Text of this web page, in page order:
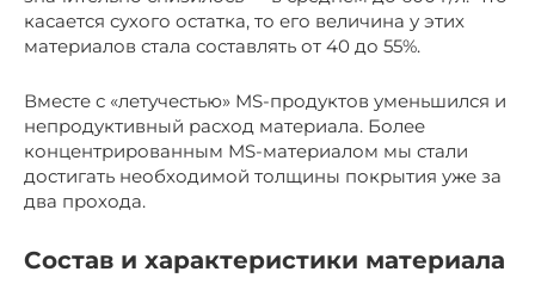
касается сухого остатка, то его величина у этих
материалов стала составлять от 40 до 55%.
Вместе с «летучестью» MS-продуктов уменьшился и
непродуктивный расход материала. Более
концентрированным MS-материалом мы стали
достигать необходимой толщины покрытия уже за
два прохода.
Состав и характеристики материала